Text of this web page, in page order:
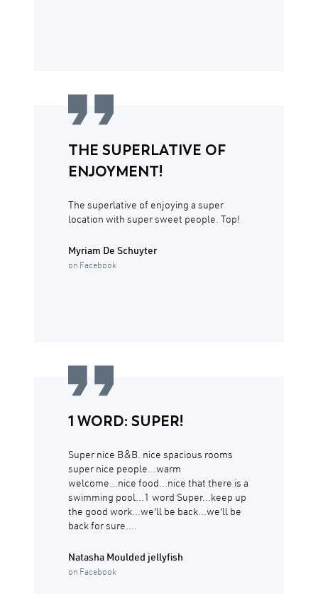
THE SUPERLATIVE OF
ENJOYMENT!
The superlative of enjoying a super
location with super sweet people. Top!
Myriam De Schuyter
on Facebook
1 WORD: SUPER!
Super nice B&B. nice spacious rooms
super nice people...warm
welcome...nice food...nice that there is a
swimming pool...1 word Super...keep up
the good work...we'll be back...we'll be
back for sure....
Natasha Moulded jellyfish
on Facebook